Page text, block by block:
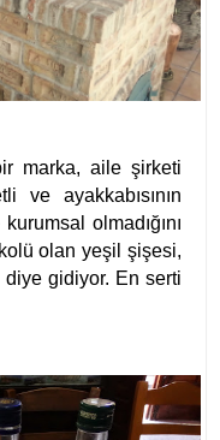
marka, aile şirketi
ve ayakkabısının
olmadığını
olan yeşil şişesi,
diye gidiyor. En serti